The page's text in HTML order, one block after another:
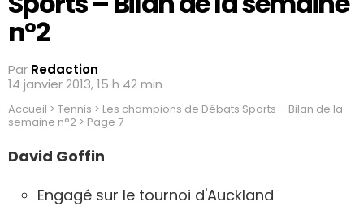
n°2
Par Redaction
14 janvier 2013, 15 h 42 min
Accueil > Tennis > Les champions de Débats Sports – Bilan de la
semaine n°2 > Page 7
David Goffin
Engagé sur le tournoi d'Auckland